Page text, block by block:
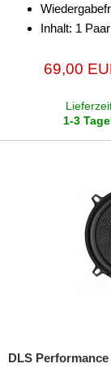
Soundprozessoren
Verstärker
Inhalt: 1
69,00
1-3 Tage
DLS